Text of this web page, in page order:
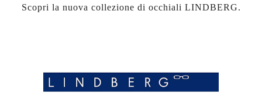
Scopri la nuova collezione di occhiali LINDBERG.